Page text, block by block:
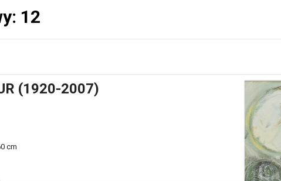
12
(1920-2007)
cm